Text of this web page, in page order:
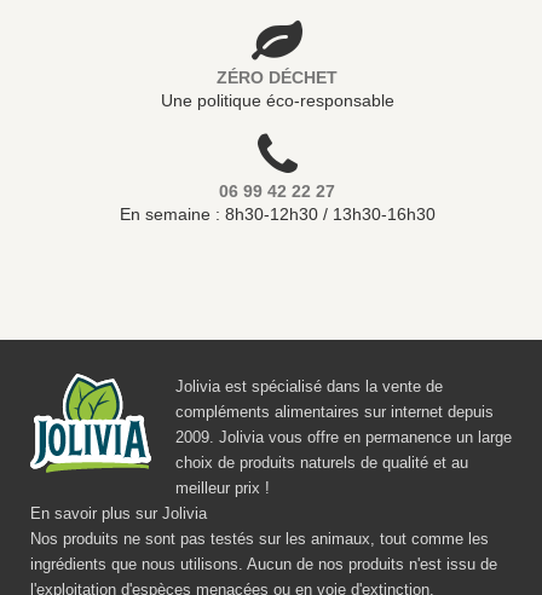
ZÉRO DÉCHET
Une politique éco-responsable
06 99 42 22 27
En semaine : 8h30-12h30 / 13h30-16h30
Jolivia est spécialisé dans la vente de
compléments alimentaires sur internet depuis
2009. Jolivia vous offre en permanence un large
choix de produits naturels de qualité et au
meilleur prix !
En savoir plus sur Jolivia
Nos produits ne sont pas testés sur les animaux, tout comme les
ingrédients que nous utilisons. Aucun de nos produits n'est issu de
l'exploitation d'espèces menacées ou en voie d'extinction.